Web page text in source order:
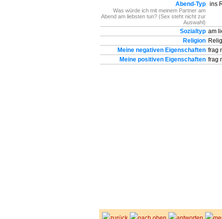
Abend-Typ
Was würde ich mit meinem Partner am
Abend am liebsten tun? (Sex steht nicht zur
Auswahl)
ins
Sozialtyp am
Religion
Meine negativen Eigenschaften frag
Meine positiven Eigenschaften frag